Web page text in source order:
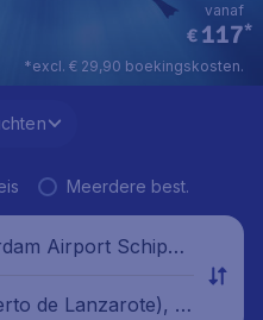
€ 117*
vanaf
*excl. € 29,90 boekingskosten.
Meerdere best.
Airport Schipho
de Lanzarote), S